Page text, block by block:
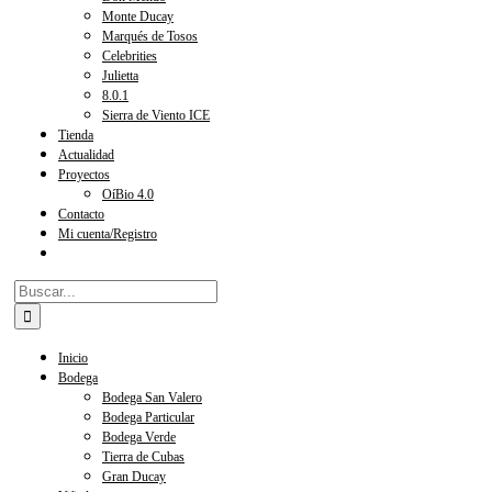
Monte Ducay
Marqués de Tosos
Celebrities
Julietta
8.0.1
Sierra de Viento ICE
Tienda
Actualidad
Proyectos
OíBio 4.0
Contacto
Mi cuenta/Registro
Buscar:
Inicio
Bodega
Bodega San Valero
Bodega Particular
Bodega Verde
Tierra de Cubas
Gran Ducay